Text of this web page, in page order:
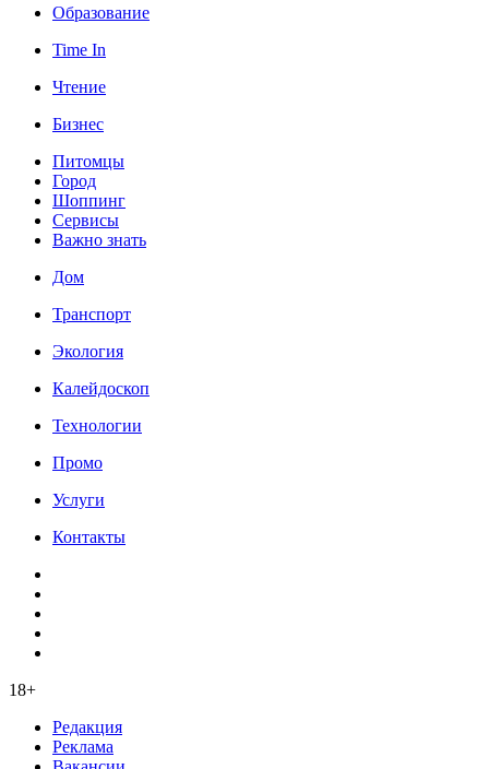
Образование
Time In
Чтение
Бизнес
Питомцы
Город
Шоппинг
Сервисы
Важно знать
Дом
Транспорт
Экология
Калейдоскоп
Технологии
Промо
Услуги
Контакты
18+
Редакция
Реклама